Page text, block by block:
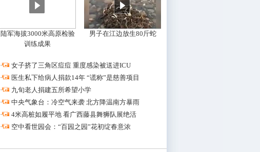
陆军海拔3000米高原检验
训练成果
男子在江边放生80斤蛇
·
女子挤了三角区痘痘 重度感染被送进ICU
·
医生私下给病人捐款14年 “谎称”是慈善项目
·
九旬老人捐建五所希望小学
·
中央气象台：冷空气来袭 北方降温南方暴雨
·
4米高桩如履平地 看广西藤县舞狮队展绝活
·
空中看世园会：“百园之园”花初绽春意浓